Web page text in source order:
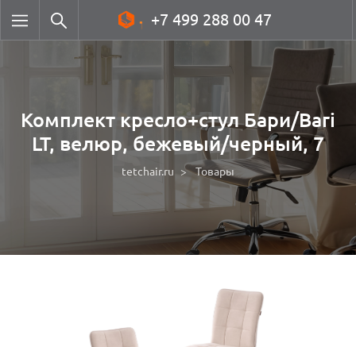
+7 499 288 00 47
Комплект кресло+стул Бари/Bari
LT, велюр, бежевый/черный, 7
tetchair.ru Товары